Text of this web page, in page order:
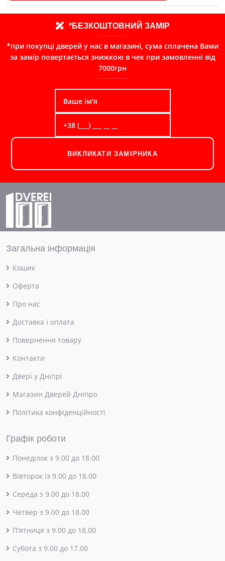
*БЕЗКОШТОВНИЙ ЗАМІР
*при покупці дверей у нас в магазині, сума сплачена Вами
за замір повертається знижкою в чек при замовленні від
7000грн
ВИКЛИКАТИ ЗАМІРНИКА
Загальна інформація
Кошик
Оферта
Про нас
Доставка і оплата
Повернення товару
Контакти
Двері у Дніпрі
Магазин Дверей Дніпро
Політика конфіденційності
Графік роботи
Понеділок з 9.00 до 18.00
Вівторок із 9.00 до 18.00
Середа з 9.00 до 18.00
Четвер з 9.00 до 18.00
П'ятниця з 9.00 до 18.00
Субота з 9.00 до 17.00